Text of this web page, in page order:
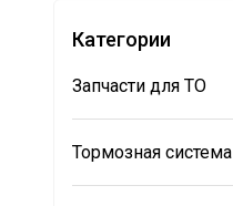
Категории
Запчасти для ТО
Тормозная система